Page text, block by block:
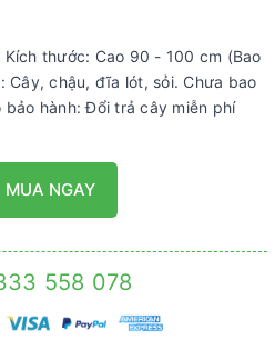
thước: Cao 90 - 100 cm (Bao
Cây, chậu, đĩa lót, sỏi. Chưa bao
hành: Đổi trả cây miễn phí
MUA NGAY
558 078